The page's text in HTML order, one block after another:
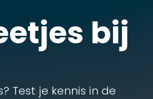
bij
Test je kennis in de